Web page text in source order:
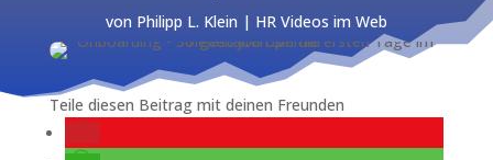
von Philipp L. Klein | HR Videos im Web
Teile diesen Beitrag mit deinen Freunden